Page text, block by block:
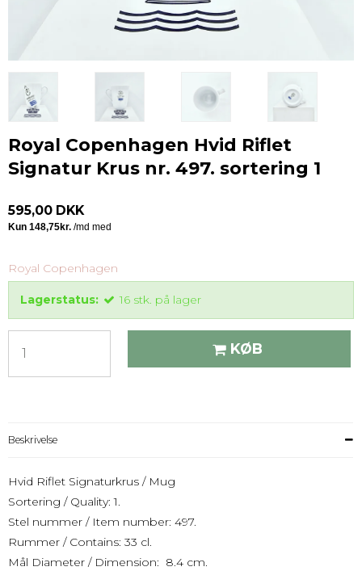
Royal Copenhagen Hvid Riflet
Signatur Krus nr. 497. sortering 1
595,00 DKK
Royal Copenhagen
Lagerstatus: 16 stk. på lager
KØB
Beskrivelse
Hvid Riflet Signaturkrus / Mug
Sortering / Quality: 1.
Stel nummer / Item number: 497.
Rummer / Contains: 33 cl.
Mål Diameter / Dimension: 8.4 cm.